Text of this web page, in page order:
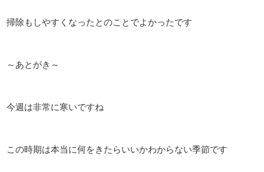
掃除もしやすくなったとのことでよかったです
～あとがき～
今週は非常に寒いですね
この時期は本当に何をきたらいいかわからない季節です